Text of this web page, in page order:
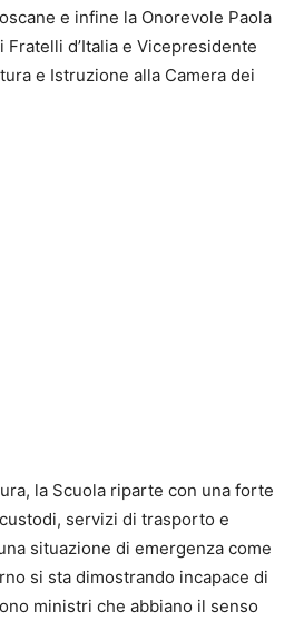
e infine la Onorevole Paola
d’Italia e Vicepresidente
e Istruzione alla Camera dei
la Scuola riparte con una forte
servizi di trasporto e
situazione di emergenza come
si sta dimostrando incapace di
ministri che abbiano il senso